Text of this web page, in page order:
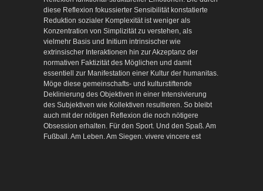
diese Reflexion fokussierter Sensibilität konstatierte
Reduktion sozialer Komplexität ist weniger als
Konzentration von Simplizität zu verstehen, als
vielmehr Basis und Initium intrinsischer wie
extrinsischer Interaktionen hin zur Akzeptanz der
normativen Faktizität des Möglichen und damit
essentiell zur Manifestation einer Kultur der humanitas.
Möge diese gemeinschafts- und kulturstiftende
Deklinierung des Objektiven in einer Intensivierung
des Subjektiven wie Kollektiven resultieren. So bleibt
auch mit der nötigen Reflexion die noch nötigere
Obsession erhalten. Für den Sport. Und den Spaß. Am
Fußball. Am Leben. Am Siegen. vivere vincere est